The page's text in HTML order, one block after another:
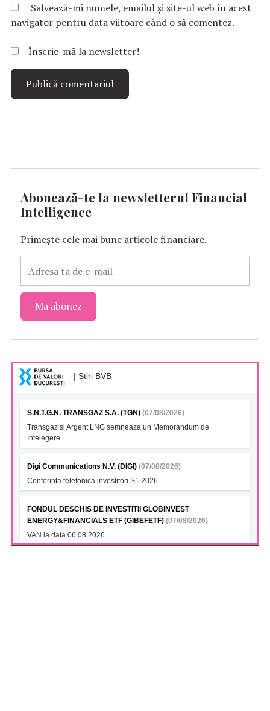
Salvează-mi numele, emailul și site-ul web în acest
navigator pentru data viitoare când o să comentez.
Înscrie-mă la newsletter!
Abonează-te la newsletterul Financial
Intelligence
Primește cele mai bune articole financiare.
| Știri BVB
S.N.T.G.N. TRANSGAZ S.A. (TGN) (07/08/2026)
Transgaz si Argent LNG semneaza un Memorandum de
Intelegere
Digi Communications N.V. (DIGI) (07/08/2026)
Conferinta telefonica investitori S1 2026
FONDUL DESCHIS DE INVESTITII GLOBINVEST
ENERGY&FINANCIALS ETF (GIBEFETF) (07/08/2026)
VAN la data 06.08.2026